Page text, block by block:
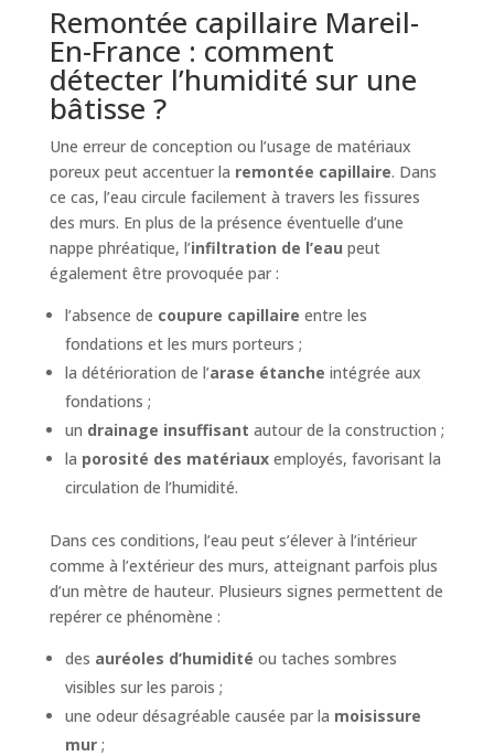
Remontée capillaire Mareil-
En-France : comment
détecter l’humidité sur une
bâtisse ?
Une erreur de conception ou l’usage de matériaux
poreux peut accentuer la remontée capillaire. Dans
ce cas, l’eau circule facilement à travers les fissures
des murs. En plus de la présence éventuelle d’une
nappe phréatique, l’infiltration de l’eau peut
également être provoquée par :
l’absence de coupure capillaire entre les
fondations et les murs porteurs ;
la détérioration de l’arase étanche intégrée aux
fondations ;
un drainage insuffisant autour de la construction ;
la porosité des matériauxemployés, favorisant la
circulation de l’humidité.
Dans ces conditions, l’eau peut s’élever à l’intérieur
comme à l’extérieur des murs, atteignant parfois plus
d’un mètre de hauteur. Plusieurs signes permettent de
repérer ce phénomène :
des auréoles d’humidité ou taches sombres
visibles sur les parois ;
une odeur désagréable causée par la moisissure
mur;